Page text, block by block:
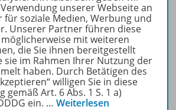
LERNEN KONKRET kostenlos
recherchiert und
heruntergeladen werden (nur
für Privatpersonen).
Jetzt kostengünstig
Probelesen oder gleich zum
Vorteilspreis abonnieren!
unserer Webseite an
für soziale Medien, Werbung und
Unserer Partner führen diese
mit weiteren
die Sie ihnen bereitgestellt
sie im Rahmen Ihrer Nutzung der
haben. Durch Betätigen des
willigen Sie in diese
gemäß Art. 6 Abs. 1 S. 1 a)
ein. … Weiterlesen